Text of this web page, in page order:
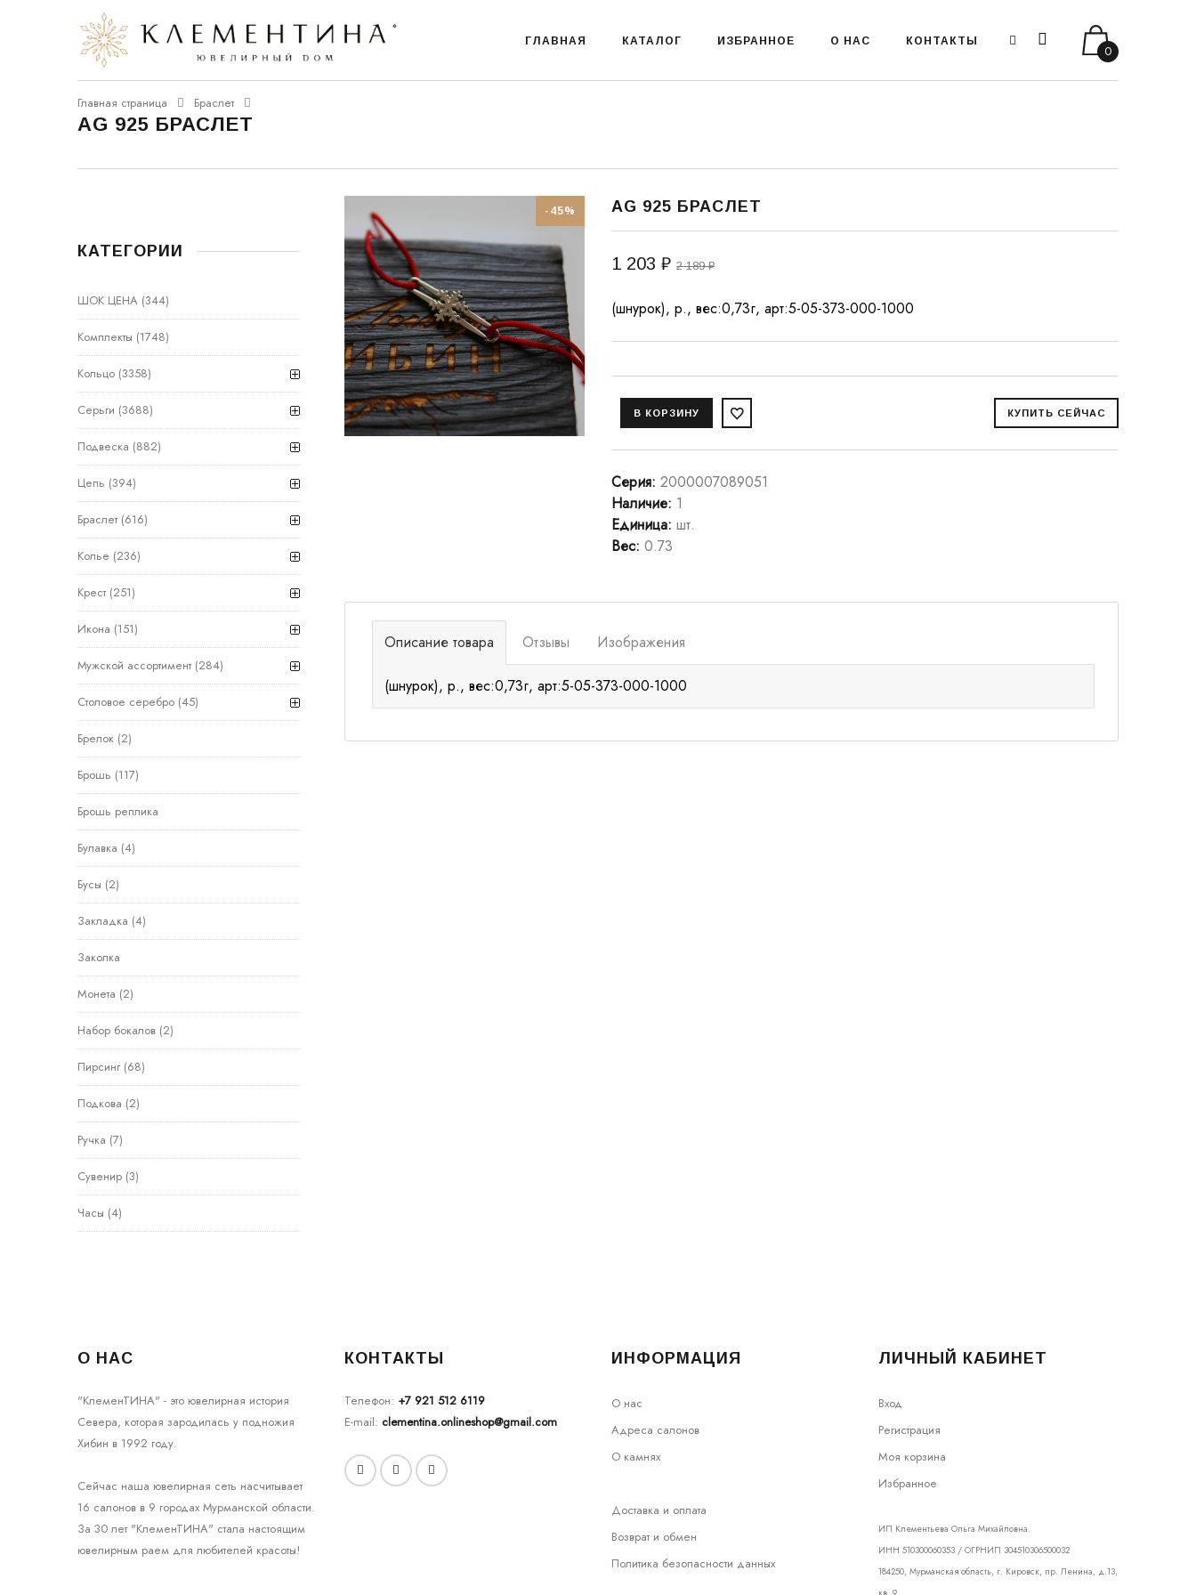
0
ГЛАВНАЯ КАТАЛОГ ИЗБРАННОЕ О НАС КОНТАКТЫ
Главная страница Браслет
AG 925 БРАСЛЕТ
-45% AG 925 БРАСЛЕТ
1 203 ₽ 2 189 ₽
(шнурок), р., вес:0,73г, арт:5-05-373-000-1000
Серия: 2000007089051
Наличие: 1
Единица: шт.
Вес: 0.73
Описание товара
(шнурок), р., вес:0,73г, арт:5-05-373-000-1000
Отзывы Изображения
КАТЕГОРИИ
ШОК ЦЕНА (344)
Комплекты (1748)
Кольцо (3358)
Серьги (3688)
Подвеска (882)
Цепь (394)
Браслет (616)
Колье (236)
Крест (251)
Икона (151)
Мужской ассортимент (284)
Столовое серебро (45)
Брелок (2)
Брошь (117)
Брошь реплика
Булавка (4)
Бусы (2)
Закладка (4)
Заколка
Монета (2)
Набор бокалов (2)
Пирсинг (68)
Подкова (2)
Ручка (7)
Сувенир (3)
Часы (4)
О НАС
"КлеменТИНА" - это ювелирная история
Севера, которая зародилась у подножия
Хибин в 1992 году.
Сейчас наша ювелирная сеть насчитывает
16 салонов в 9 городах Мурманской области.
За 30 лет "КлеменТИНА" стала настоящим
ювелирным раем для любителей красоты!
КОНТАКТЫ
Телефон: +7 921 512 6119
E-mail: clementina.onlineshop@gmail.com
ИНФОРМАЦИЯ
О нас
Адреса салонов
О камнях
Доставка и оплата
Возврат и обмен
Политика безопасности данных
ЛИЧНЫЙ КАБИНЕТ
Вход
Регистрация
Моя корзина
Избранное
ИП Клементьева Ольга Михайловна.
ИНН 510300060353 / ОГРНИП 304510306500032
184250, Мурманская область, г. Кировск, пр. Ленина, д.13,